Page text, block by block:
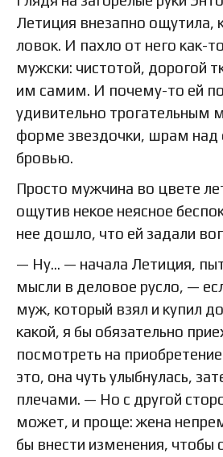
Летиция внезапно ощутила,
ловок. И пахло от него как-
мужски: чистотой, дорогой
им самим. И почему-то ей
удивительно трогательным
форме звездочки, шрам над
бровью.
Просто мужчина во цвете
ощутив некое неясное
нее дошло, что ей задали
— Ну… — начала Летиция,
мысли в деловое русло, —
муж, который взял и купил
какой, я бы обязательно
посмотреть на
это, она чуть улыбнулась,
плечами. — Но с другой
может, и проще: жена
бы внести изменения, чтобы